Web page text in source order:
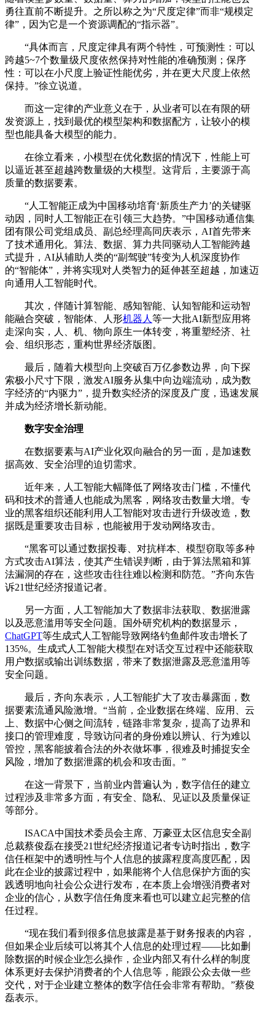
勇往直前不断提升。之所以称之为“尺度定律”而非“规模定
律”，因为它是一个资源调配的“指示器”。
“具体而言，尺度定律具有两个特性，可预测性：可以
跨越5~7个数量级尺度依然保持对性能的准确预测；保序
性：可以在小尺度上验证性能优劣，并在更大尺度上依然
保持。”徐立说道。
而这一定律的产业意义在于，从业者可以在有限的研
发资源上，找到最优的模型架构和数据配方，让较小的模
型也能具备大模型的能力。
在徐立看来，小模型在优化数据的情况下，性能上可
以逼近甚至超越跨数量级的大模型。这背后，主要源于高
质量的数据要素。
“人工智能正成为中国移动培育‘新质生产力’的关键驱
动因，同时人工智能正在引领三大趋势。”中国移动通信集
团有限公司党组成员、副总经理高同庆表示，AI首先带来
了技术通用化。算法、数据、算力共同驱动人工智能跨越
式提升，AI从辅助人类的“副驾驶”转变为人机深度协作
的“智能体”，并将实现对人类智力的延伸甚至超越，加速迈
向通用人工智能时代。
其次，伴随计算智能、感知智能、认知智能和运动智
能融合突破，智能体、人形机器人 等一大批AI新型应用将
走深向实，人、机、物向原生一体转变，将重塑经济、社
会、组织形态，重构世界经济版图。
最后，随着大模型向上突破百万亿参数边界，向下探
索极小尺寸下限，激发AI服务从集中向边端流动，成为数
字经济的“内驱力”，提升数实经济的深度及广度，迅速发展
并成为经济增长新动能。
数字安全治理
在数据要素与AI产业化双向融合的另一面，是加速数
据高效、安全治理的迫切需求。
近年来，人工智能大幅降低了网络攻击门槛，不懂代
码和技术的普通人也能成为黑客，网络攻击数量大增。专
业的黑客组织还能利用人工智能对攻击进行升级改造，数
据既是重要攻击目标，也能被用于发动网络攻击。
“黑客可以通过数据投毒、对抗样本、模型窃取等多种
方式攻击AI算法，使其产生错误判断，由于算法黑箱和算
法漏洞的存在，这些攻击往往难以检测和防范。”齐向东告
诉21世纪经济报道记者。
另一方面，人工智能加大了数据非法获取、数据泄露
以及恶意滥用等安全问题。国外研究机构的数据显示，
ChatGPT等生成式人工智能导致网络钓鱼邮件攻击增长了
135%。生成式人工智能大模型在对话交互过程中还能获取
用户数据或输出训练数据，带来了数据泄露及恶意滥用等
安全问题。
最后，齐向东表示，人工智能扩大了攻击暴露面，数
据要素流通风险激增。“当前，企业数据在终端、应用、云
上、数据中心侧之间流转，链路非常复杂，提高了边界和
接口的管理难度，导致访问者的身份难以辨认、行为难以
管控，黑客能披着合法的外衣做坏事，很难及时捕捉安全
风险，增加了数据泄露的机会和攻击面。”
在这一背景下，当前业内普遍认为，数字信任的建立
过程涉及非常多方面，有安全、隐私、见证以及质量保证
等部分。
ISACA中国技术委员会主席、万豪亚太区信息安全副
总裁蔡俊磊在接受21世纪经济报道记者专访时指出，数字
信任框架中的透明性与个人信息的披露程度高度匹配，因
此在企业的披露过程中，如果能将个人信息保护方面的实
践透明地向社会公众进行发布，在本质上会增强消费者对
企业的信心，从数字信任角度来看也可以建立起完整的信
任过程。
“现在我们看到很多信息披露是基于财务报表的内容，
但如果企业后续可以将其个人信息的处理过程——比如删
除数据的时候企业怎么操作，企业内部又有什么样的制度
体系更好去保护消费者的个人信息等，能跟公众去做一些
交代，对于企业建立整体的数字信任会非常有帮助。”蔡俊
磊表示。